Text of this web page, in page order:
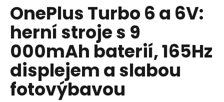
OnePlus Turbo 6 a 6V:
herní stroje s 9
000mAh baterií, 165Hz
displejem a slabou
fotovýbavou